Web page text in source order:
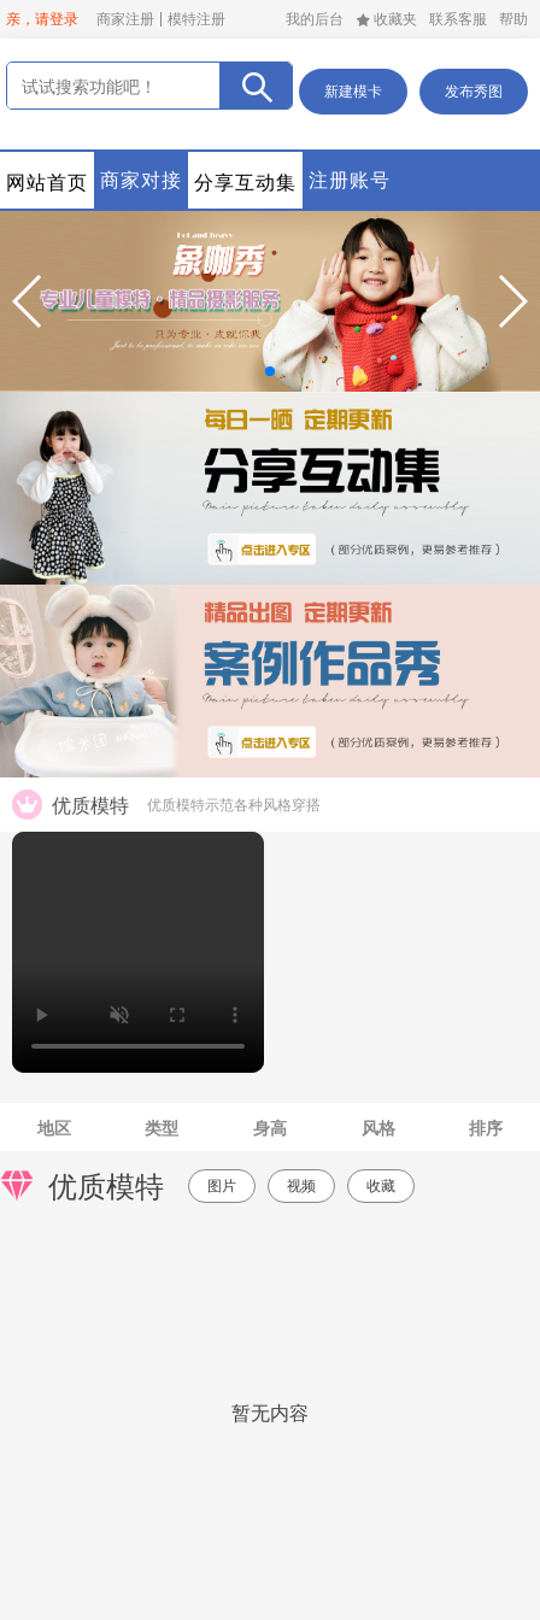
亲，请登录 商家注册 模特注册 我的后台 收藏夹 联系客服 帮助
新建模卡 发布秀图
网站首页 商家对接 分享互动集 注册账号
优质模特 优质模特示范各种风格穿搭
地区 类型 身高 风格 排序
优质模特 图片 视频 收藏
暂无内容